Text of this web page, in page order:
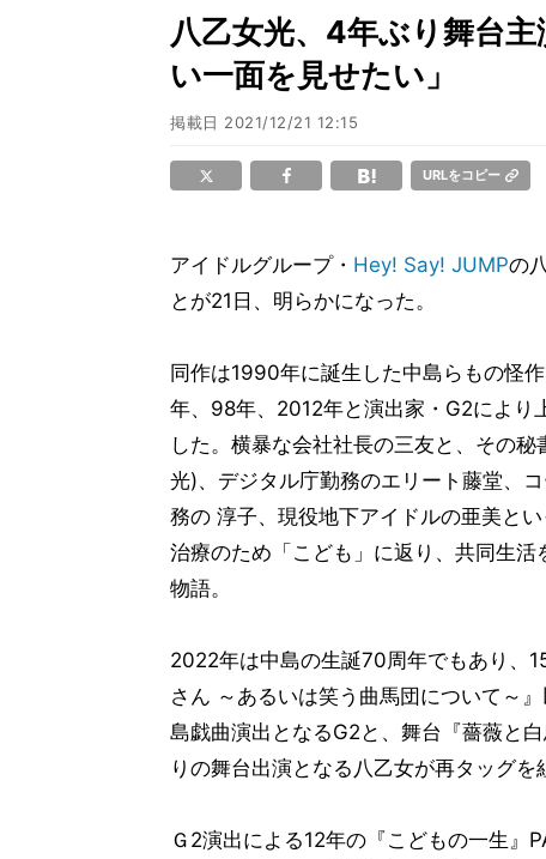
八乙女光、4年ぶり舞台
い一面を見せたい」
掲載日 2021/12/21 12:15
URLをコピー
アイドルグループ・ Hey! Say! JUMPの
とが21日、明らかになった。
同作は1990年に誕生した中島らもの怪
年、98年、2012年と演出家・G2により
した。横暴な会社社長の三友と、その秘
光)、デジタル庁勤務のエリート藤堂、
務の 淳子、現役地下アイドルの亜美と
治療のため「こども」に返り、共同生活
物語。
2022年は中島の生誕70周年でもあり、
さん ～あるいは笑う曲馬団について～
島戯曲演出となるG2と、舞台『薔薇と
りの舞台出演となる八乙女が再タッグを
Ｇ2演出による12年の『こどもの一生』